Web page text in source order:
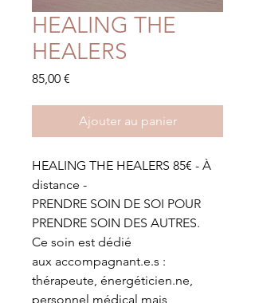
HEALING THE
HEALERS
85,00 €
Ajouter au panier
HEALING THE HEALERS 85€ - À
distance -
PRENDRE SOIN DE SOI POUR
PRENDRE SOIN DES AUTRES.
Ce soin est dédié
aux accompagnant.e.s :
thérapeute, énergéticien.ne,
personnel médical mais